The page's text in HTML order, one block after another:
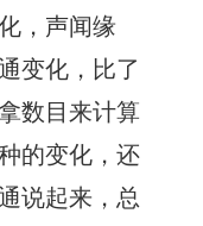
，声闻缘
变化，比了
数目来计算
的变化，还
说起来，总